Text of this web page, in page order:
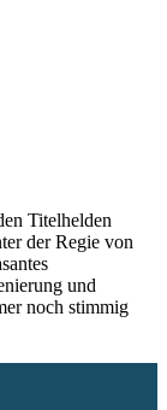
Titelhelden
der Regie von
und
noch stimmig